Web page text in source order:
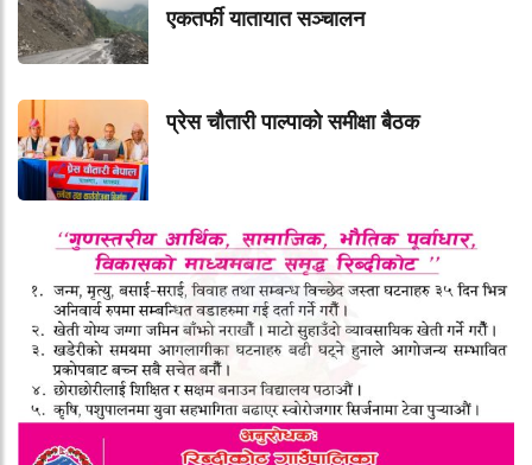
एकतर्फी यातायात सञ्चालन
प्रेस चौतारी पाल्पाको समीक्षा बैठक